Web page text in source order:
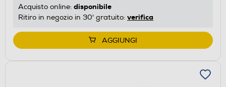
Acquisto online: disponibile
Ritiro in negozio in 30' gratuito: verifica
AGGIUNGI